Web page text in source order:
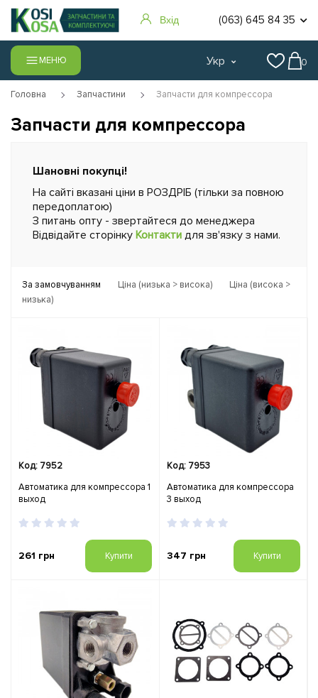
Вхід (063) 645 84 35
МЕНЮ Укр 0
Головна Запчастини Запчасти для компрессора
Запчасти для компрессора
Шановні покупці!
На сайті вказані ціни в РОЗДРІБ (тільки за повною
передоплатою)
З питань опту - звертайтеся до менеджера
Відвідайте сторінку Контакти для зв'язку з нами.
За замовчуванням Ціна (низька > висока)
Ціна (висока >
низька)
Код: 7952
Автоматика для компрессора 1
выход
261 грн Купити
Код: 7953
Автоматика для компрессора
3 выход
347 грн Купити